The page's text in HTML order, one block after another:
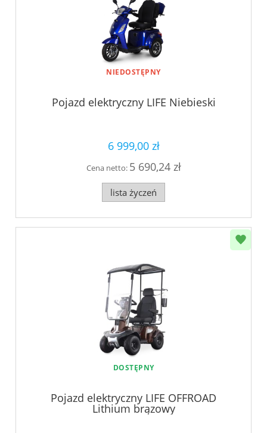
NIEDOSTĘPNY
Pojazd elektryczny LIFE Niebieski
6 999,00 zł
Cena netto: 5 690,24 zł
lista życzeń
DOSTĘPNY
Pojazd elektryczny LIFE OFFROAD
Lithium brązowy